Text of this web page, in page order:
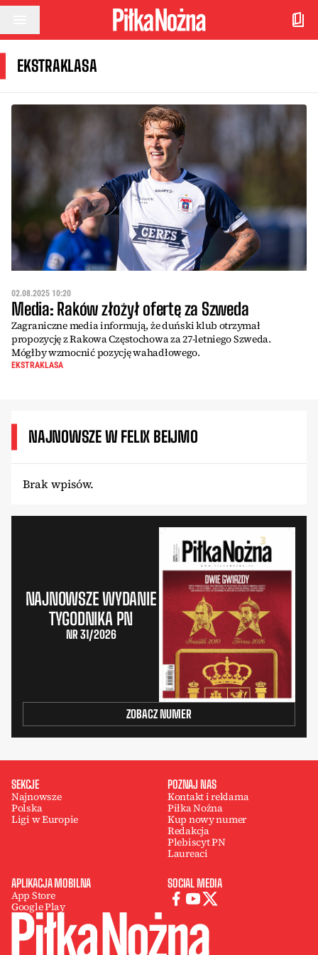
Przejdź do treści
EKSTRAKLASA
02.08.2025 10:20
Media: Raków złożył ofertę za Szweda
Zagraniczne media informują, że duński klub otrzymał
propozycję z Rakowa Częstochowa za 27-letniego Szweda.
Mógłby wzmocnić pozycję wahadłowego.
EKSTRAKLASA
NAJNOWSZE W FELIX BEIJMO
Brak wpisów.
NAJNOWSZE WYDANIE
TYGODNIKA PN
NR 31/2026
ZOBACZ NUMER
SEKCJE
Najnowsze
Polska
Ligi w Europie
POZNAJ NAS
Kontakt i reklama
Piłka Nożna
Kup nowy numer
Redakcja
Plebiscyt PN
Laureaci
APLIKACJA MOBILNA
App Store
Google Play
SOCIAL MEDIA